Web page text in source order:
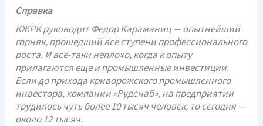
Справка
КЖРК руководит Федор Караманиц — опытнейший
горняк, прошедший все ступени профессионального
роста. И все-таки неплохо, когда к опыту
прилагаются еще и промышленные инвестиции.
Если до прихода криворожского промышленного
инвестора, компании «Рудснаб», на предприятии
трудилось чуть более 10 тысяч человек, то сегодня —
около 12 тысяч.